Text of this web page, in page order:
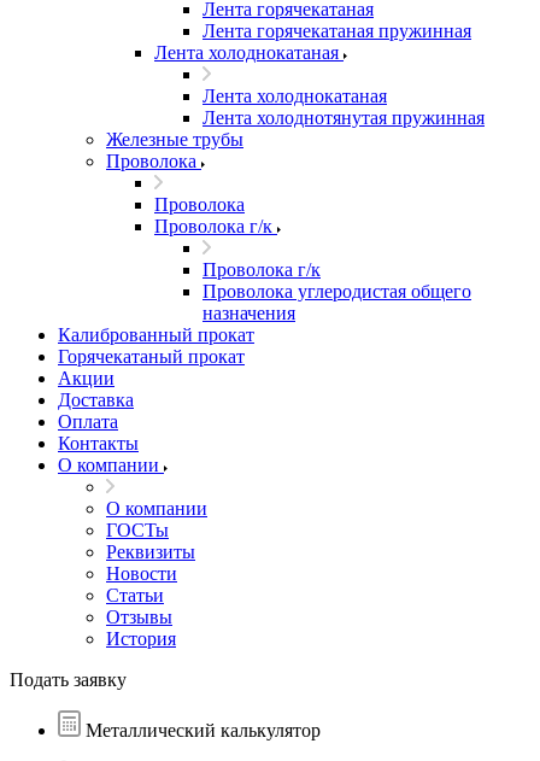
Лента горячекатаная
Лента горячекатаная пружинная
Лента холоднокатаная
Лента холоднокатаная
Лента холоднотянутая пружинная
Железные трубы
Проволока
Проволока
Проволока г/к
Проволока г/к
Проволока углеродистая общего
назначения
Калиброванный прокат
Горячекатаный прокат
Акции
Доставка
Оплата
Контакты
О компании
О компании
ГОСТы
Реквизиты
Новости
Статьи
Отзывы
История
Подать заявку
Металлический калькулятор